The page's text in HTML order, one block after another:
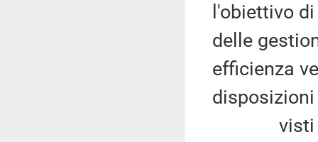
l'obiettivo
delle
efficienza
visti i